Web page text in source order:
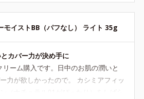
モイストBB（パフなし） ライト 35g
カバー力が決め手に
ーム購入です。日中のお肌の潤いと
力が欲しかったので。 カシミアフィッ